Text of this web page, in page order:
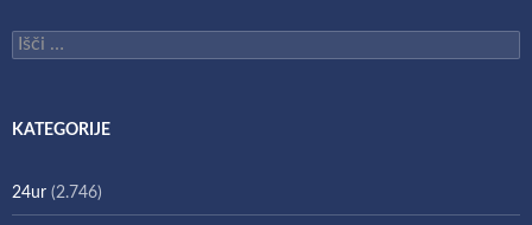
Išči:
KATEGORIJE
24ur (2.746)